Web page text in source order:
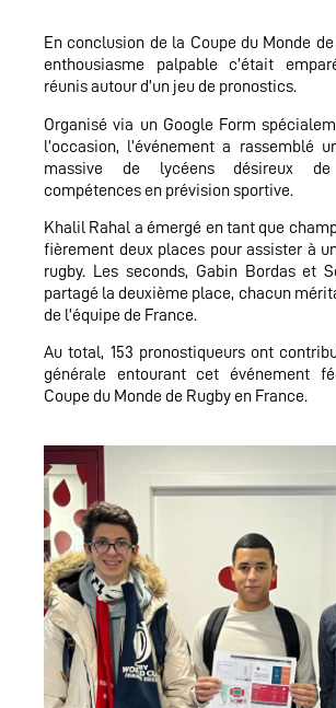
En conclusion de la Coupe du Monde de
enthousiasme palpable c’était
réunis autour d’un jeu de pronostics.
Organisé via un Google Form
l’occasion, l’événement a rassemblé
massive de lycéens désireux
compétences en prévision sportive.
Khalil Rahal a émergé en tant que
fièrement deux places pour assister à
rugby. Les seconds, Gabin Bordas et
partagé la deuxième place, chacun
de l’équipe de France.
Au total, 153 pronostiqueurs ont
générale entourant cet événement
Coupe du Monde de Rugby en France.